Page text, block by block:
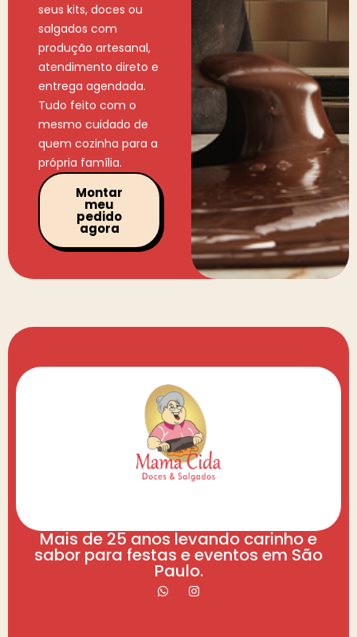
seus kits, doces ou
salgados com
produção artesanal,
atendimento direto e
entrega agendada.
Tudo feito com o
mesmo cuidado de
quem cozinha para a
própria família.
Montar
meu
pedido
agora
Mais de 25 anos levando carinho e
sabor para festas e eventos em São
Paulo.